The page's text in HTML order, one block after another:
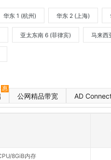
华东 1 (杭州) 华东 2 (上海)
亚太东南 6 (菲律宾) 马来西
惠
公网精品带宽 AD
8GiB内存